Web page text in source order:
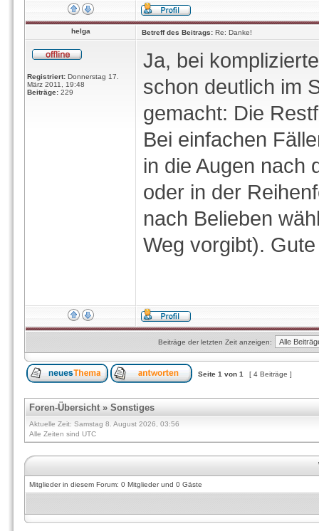
helga Betreff des Beitrags: Re: Danke!
Registriert: Donnerstag 17.
März 2011, 19:48
Beiträge: 229
Ja, bei
schon deutlich im
gemacht: Die
Bei einfachen
in die Augen nach
oder in der
nach Belieben
Weg vorgibt).
Beiträge der letzten Zeit anzeigen:
Seite 1 von 1 [ 4 Beiträge ]
Foren-Übersicht» Sonstiges
Aktuelle Zeit: Samstag 8. August 2026, 03:56
Alle Zeiten sind UTC
Mitglieder in diesem Forum: 0 Mitglieder und 0 Gäste